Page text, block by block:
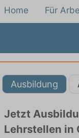
Home Für
Ausbildung
Jetzt
Lehrstellen in